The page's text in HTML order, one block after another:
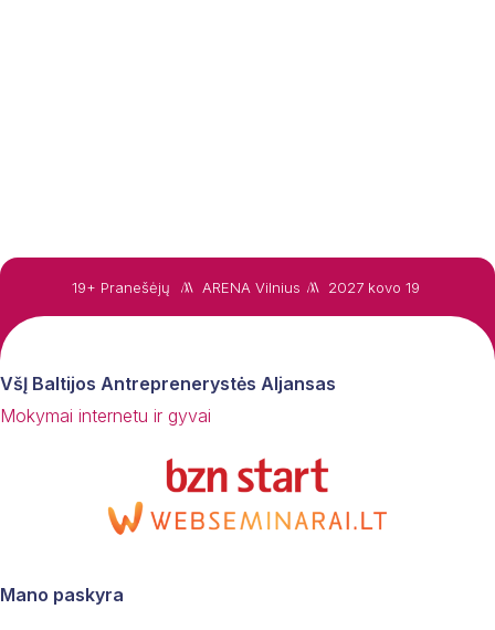
19+ Pranešėjų ARENA Vilnius 2027 kovo 19
VšĮ Baltijos Antreprenerystės Aljansas
Mokymai internetu ir gyvai
Mano paskyra